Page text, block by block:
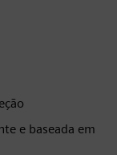
e baseada em